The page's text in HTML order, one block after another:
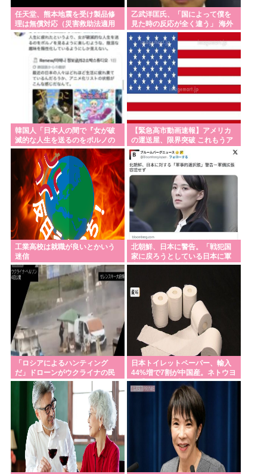
任天堂、熊本地震を受け製品修
理は無償対応（災害救助法適用
地域） 義援金5000万円寄付
乙武洋匡氏、「国によって僕を
見た時の反応が全く違う」 海外
の路上で実感
韓国人「日本人の間で『女が破
滅的な人生を送るのをポルノの
ように楽しむ陰湿な趣味』が流
行っている」
【緊急高市動画速報】アメリカ
の運送屋、限界突破 これもうア
メリカの西濃だろ
工業高校は就職が良いとかいう
迷信
北朝鮮、日本に警告。「戦犯国
家に戻ろうとしている日本に軍
事的選択肢を検討」
「ロシアによるハンティング
だ」ドローンがウクライナの民
間人を追い回して爆発…ゼレン
スキー氏が非難！
日本トイレットペーパー、輸入
44%増で7割が中国産。ネトウヨ
は手でうんこ拭く時代へ